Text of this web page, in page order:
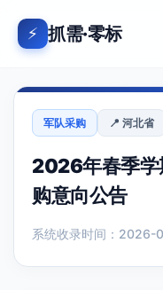
⚡ 抓需·零标
军队采购 📍 河北省
2026年春季学
购意向公告
系统收录时间：2026-